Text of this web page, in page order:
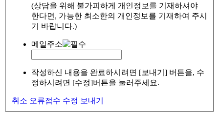
(상담을 위해 불가피하게 개인정보를 기재하셔야
한다면, 가능한 최소한의 개인정보를 기재하여 주시
기 바랍니다.)
메일주소
작성하신 내용을 완료하시려면 [보내기] 버튼을, 수
정하시려면 [수정]버튼을 눌러주세요.
취소 오류접수 수정 보내기